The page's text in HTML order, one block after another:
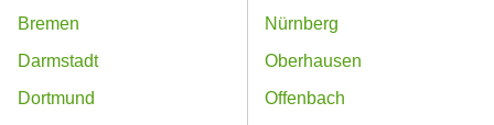
Bremen
Darmstadt
Dortmund
Nürnberg
Oberhausen
Offenbach